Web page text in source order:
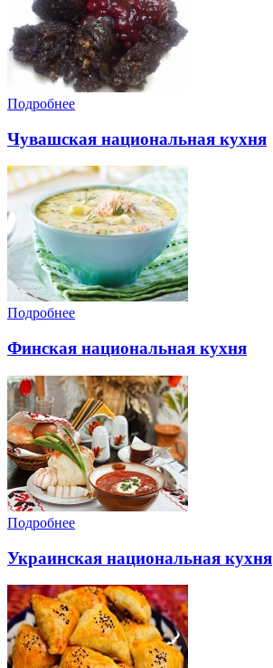
Подробнее
Чувашская национальная кухня
Подробнее
Финская национальная кухня
Подробнее
Украинская национальная кухня